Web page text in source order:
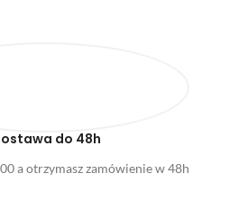
do 48h
a otrzymasz zamówienie w 48h